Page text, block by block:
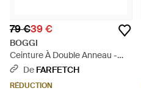
79 €39 €
BOGGI
Ceinture À Double Anneau -
VertDe FARFETCH
RÉDUCTION